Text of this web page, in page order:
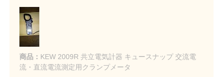
商品： KEW 2009R 共立電気計器 キュースナップ 交流電
流・直流電流測定用クランプメータ